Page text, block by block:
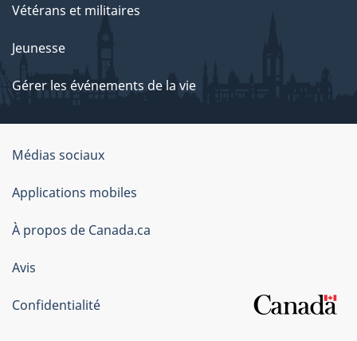
Vétérans et militaires
Jeunesse
Gérer les événements de la vie
Organisation
du
gouvernement
du
Canada
Médias sociaux
Applications mobiles
À propos de Canada.ca
Avis
Confidentialité